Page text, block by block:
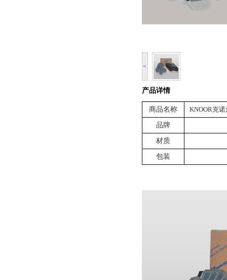
<
产品详情
商品名称 KNOOR克
品牌
材质
包装